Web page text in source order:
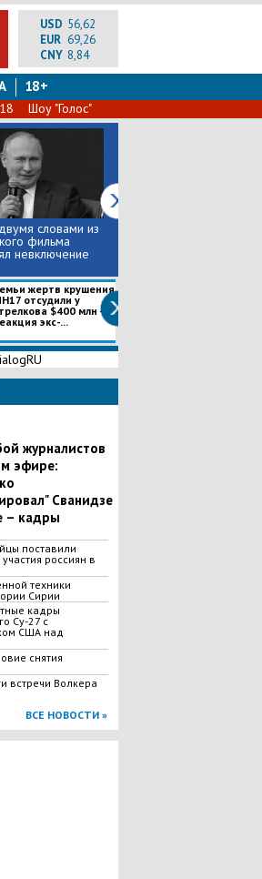
USD 56,62
EUR 69,26
CNY 8,84
18+
Шоу "Голос"
словами из
фильма
невключение
жертв крушения
отсудили у
$400 млн –
экс-...
журналистов
эфире:
Сванидзе
– кадры
поставили
россиян в
техники
Сирии
кадры
Су-27 с
США над
снятия
встречи Волкера
ВСЕ НОВОСТИ »